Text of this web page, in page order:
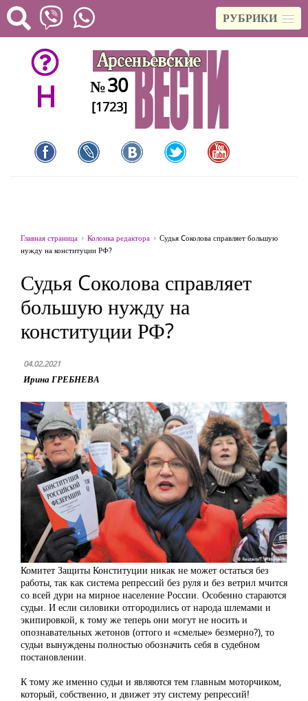
РУБРИКИ
H №30
[1723]
Главная страница Колонка редактора
Судья Cоколова справляет большую
нужду на конституции РФ?
Судья Cоколова справляет
большую нужду на
конституции РФ?
04.02.2021
Ирина ГРЕБНЕВА
Комитет Защиты Конституции никак не может остаться без
работы, так как система репрессий без руля и без ветрил мчится
со всей дури на мирное население России. Особенно стараются
судьи. И если силовики отгородились от народа шлемами и
экипировкой, к тому же теперь они могут не носить и
опознавательных жетонов (оттого и «смелые» безмерно?), то
судьи вынуждены полностью обозначить себя в судебном
постановлении.
К тому же именно судьи и являются тем главным моторчиком,
который, собственно, и движет эту систему репрессий!